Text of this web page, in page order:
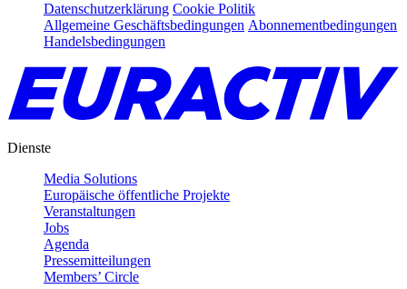
Datenschutzerklärung Cookie Politik
Allgemeine Geschäftsbedingungen Abonnementbedingungen
Handelsbedingungen
Dienste
Media Solutions
Europäische öffentliche Projekte
Veranstaltungen
Jobs
Agenda
Pressemitteilungen
Members’ Circle